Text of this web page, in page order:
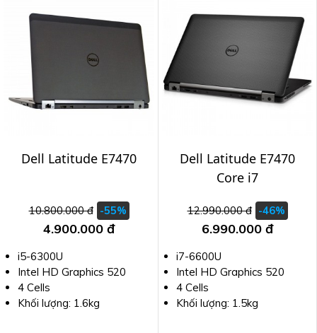
Dell Latitude E7470
10.800.000 đ -55%
4.900.000 đ
i5-6300U
Intel HD Graphics 520
4 Cells
Khối lượng: 1.6kg
Dell Latitude E7470
Core i7
12.990.000 đ -46%
6.990.000 đ
i7-6600U
Intel HD Graphics 520
4 Cells
Khối lượng: 1.5kg